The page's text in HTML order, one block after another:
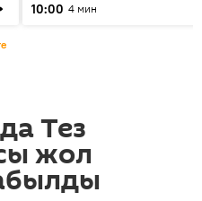
10:00 4 мин
Тез
жол